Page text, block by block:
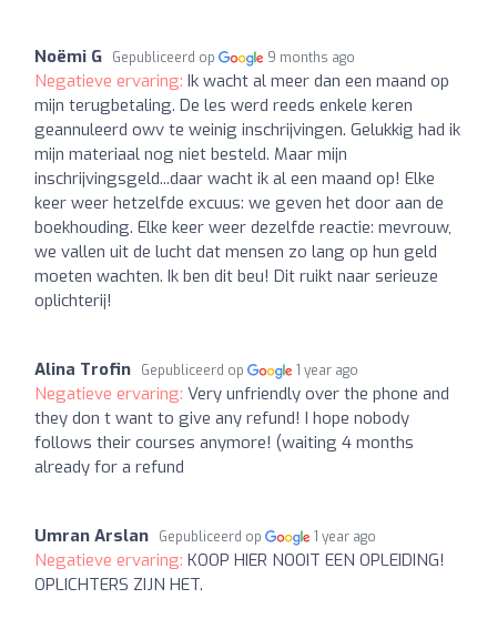
Noëmi G Gepubliceerd op 9 months ago
Negatieve ervaring: Ik wacht al meer dan een maand op
mijn terugbetaling. De les werd reeds enkele keren
geannuleerd owv te weinig inschrijvingen. Gelukkig had ik
mijn materiaal nog niet besteld. Maar mijn
inschrijvingsgeld...daar wacht ik al een maand op! Elke
keer weer hetzelfde excuus: we geven het door aan de
boekhouding. Elke keer weer dezelfde reactie: mevrouw,
we vallen uit de lucht dat mensen zo lang op hun geld
moeten wachten. Ik ben dit beu! Dit ruikt naar serieuze
oplichterij!
Alina Trofin Gepubliceerd op 1 year ago
Negatieve ervaring: Very unfriendly over the phone and
they don t want to give any refund! I hope nobody
follows their courses anymore! (waiting 4 months
already for a refund
Umran Arslan Gepubliceerd op 1 year ago
Negatieve ervaring: KOOP HIER NOOIT EEN OPLEIDING!
OPLICHTERS ZIJN HET.